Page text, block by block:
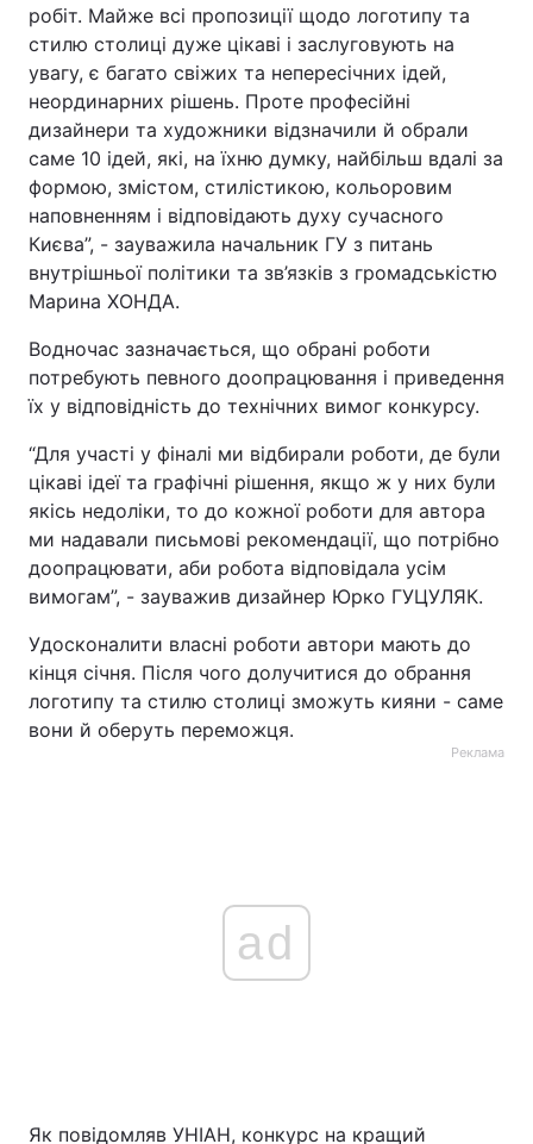
Цікавинки Погода
Екологія Регіони
Лонгріди
Відео з Youtube Статті
Інтерв'ю Думки
Архів
Контакти
Послуги
Тема оформлення
робіт. Майже всі пропозиції щодо логотипу та
стилю столиці дуже цікаві і заслуговують на
увагу, є багато свіжих та непересічних ідей,
неординарних рішень. Проте професійні
дизайнери та художники відзначили й обрали
саме 10 ідей, які, на їхню думку, найбільш вдалі за
формою, змістом, стилістикою, кольоровим
наповненням і відповідають духу сучасного
Києва”, - зауважила начальник ГУ з питань
внутрішньої політики та зв’язків з громадськістю
Марина ХОНДА.
Водночас зазначається, що обрані роботи
потребують певного доопрацювання і приведення
їх у відповідність до технічних вимог конкурсу.
“Для участі у фіналі ми відбирали роботи, де були
цікаві ідеї та графічні рішення, якщо ж у них були
якісь недоліки, то до кожної роботи для автора
ми надавали письмові рекомендації, що потрібно
доопрацювати, аби робота відповідала усім
вимогам”, - зауважив дизайнер Юрко ГУЦУЛЯК.
Удосконалити власні роботи автори мають до
кінця січня. Після чого долучитися до обрання
логотипу та стилю столиці зможуть кияни - саме
вони й оберуть переможця.
Реклама
ad
Як повідомляв УНІАН, конкурс на кращий